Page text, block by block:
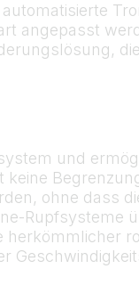
angepasst
und
ohne dass
Rupfsysteme